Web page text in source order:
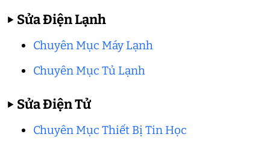
▶ Sửa Điện Lạnh
Chuyên Mục Máy Lạnh
Chuyên Mục Tủ Lạnh
▶ Sửa Điện Tử
Chuyên Mục Thiết Bị Tin Học